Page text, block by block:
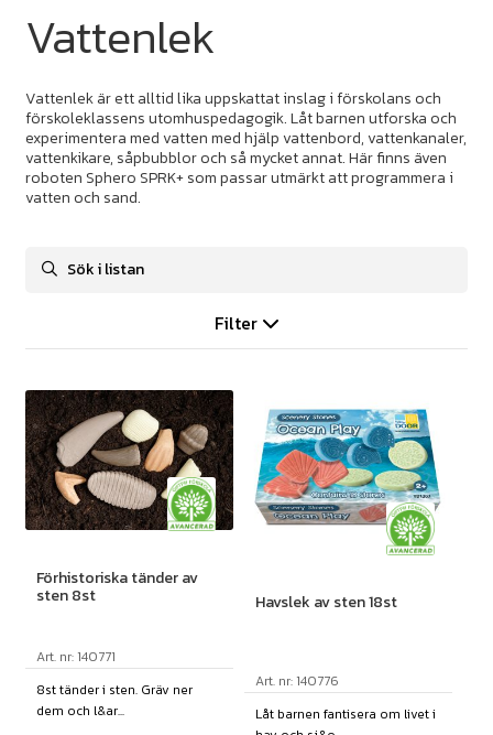
Vattenlek
Vattenlek är ett alltid lika uppskattat inslag i förskolans och
förskoleklassens utomhuspedagogik. Låt barnen utforska och
experimentera med vatten med hjälp vattenbord, vattenkanaler,
vattenkikare, såpbubblor och så mycket annat. Här finns även
roboten Sphero SPRK+ som passar utmärkt att programmera i
vatten och sand.
Filter
Förhistoriska tänder av
sten 8st
Art. nr: 140771
8st tänder i sten. Gräv ner
dem och l&ar...
Havslek av sten 18st
Art. nr: 140776
Låt barnen fantisera om livet i